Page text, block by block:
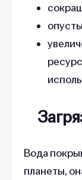
Вода
планеты,